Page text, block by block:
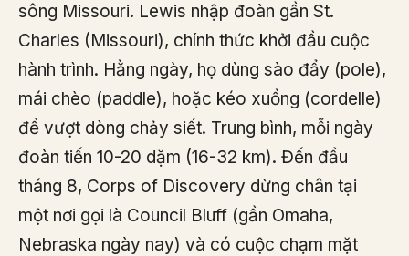
sông Missouri. Lewis nhập đoàn gần St.
Charles (Missouri), chính thức khởi đầu cuộc
hành trình. Hằng ngày, họ dùng sào đẩy (pole),
mái chèo (paddle), hoặc kéo xuồng (cordelle)
để vượt dòng chảy siết. Trung bình, mỗi ngày
đoàn tiến 10-20 dặm (16-32 km). Đến đầu
tháng 8, Corps of Discovery dừng chân tại
một nơi gọi là Council Bluff (gần Omaha,
Nebraska ngày nay) và có cuộc chạm mặt